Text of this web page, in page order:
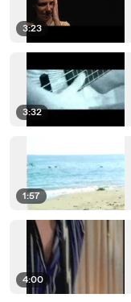
3:23
3:32
1:57
4:00